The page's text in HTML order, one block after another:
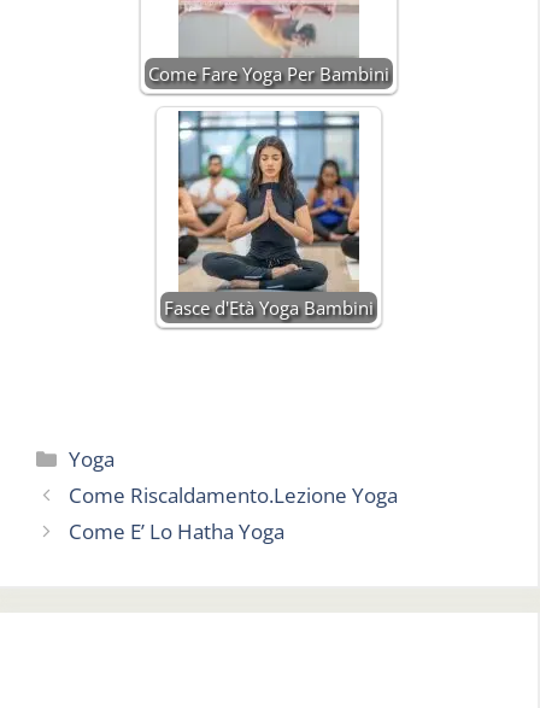
Come Fare Yoga Per Bambini
Fasce d'Età Yoga Bambini
Categorie
Yoga
Come Riscaldamento.Lezione Yoga
Come E’ Lo Hatha Yoga